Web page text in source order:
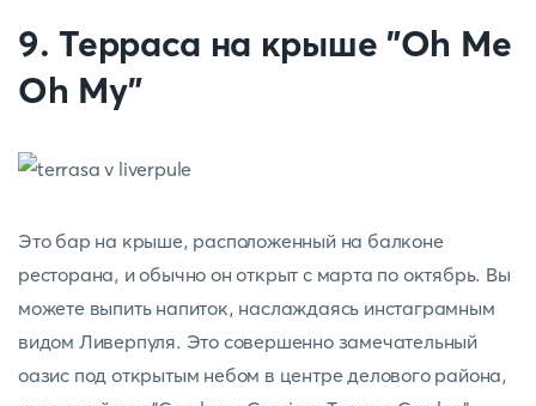
9. Терраса на крыше "Oh Me
Oh My"
Это бар на крыше, расположенный на балконе
ресторана, и обычно он открыт с марта по октябрь. Вы
можете выпить напиток, наслаждаясь инстаграмным
видом Ливерпуля. Это совершенно замечательный
оазис под открытым небом в центре делового района,